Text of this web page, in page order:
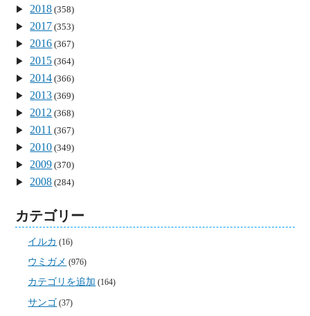
2018 (358)
2017 (353)
2016 (367)
2015 (364)
2014 (366)
2013 (369)
2012 (368)
2011 (367)
2010 (349)
2009 (370)
2008 (284)
カテゴリー
イルカ (16)
ウミガメ (976)
カテゴリを追加 (164)
サンゴ (37)